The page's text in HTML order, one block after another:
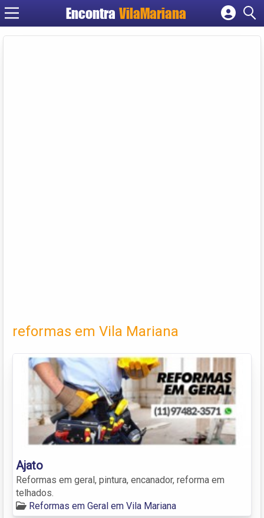
EncontraVilaMariana
Cadastrar empresa
reformas em Vila Mariana
Ajato
Reformas em geral, pintura, encanador, reforma em
telhados.
Reformas em Geral em Vila Mariana